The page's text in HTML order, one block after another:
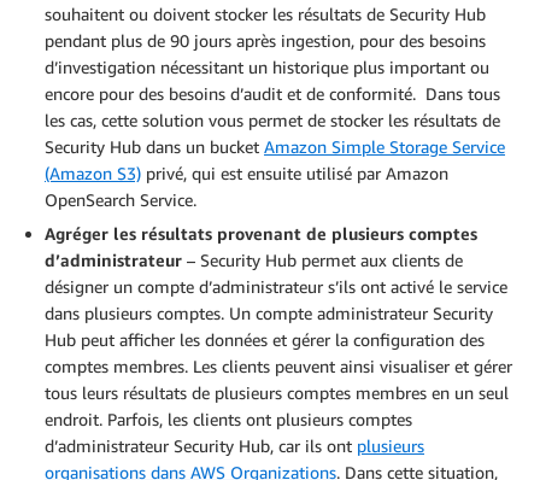
souhaitent ou doivent stocker les résultats de Security Hub
pendant plus de 90 jours après ingestion, pour des besoins
d’investigation nécessitant un historique plus important ou
encore pour des besoins d’audit et de conformité. Dans tous
les cas, cette solution vous permet de stocker les résultats de
Security Hub dans un bucket Amazon Simple Storage Service
(Amazon S3) privé, qui est ensuite utilisé par Amazon
OpenSearch Service.
Agréger les résultats provenant de plusieurs comptes
d’administrateur – Security Hub permet aux clients de
désigner un compte d’administrateur s’ils ont activé le service
dans plusieurs comptes. Un compte administrateur Security
Hub peut afficher les données et gérer la configuration des
comptes membres. Les clients peuvent ainsi visualiser et gérer
tous leurs résultats de plusieurs comptes membres en un seul
endroit. Parfois, les clients ont plusieurs comptes
d’administrateur Security Hub, car ils ont plusieurs
organisations dans AWS Organizations. Dans cette situation,